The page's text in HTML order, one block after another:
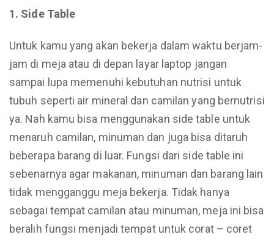
1. Side Table
Untuk kamu yang akan bekerja dalam waktu berjam-
jam di meja atau di depan layar laptop jangan
sampai lupa memenuhi kebutuhan nutrisi untuk
tubuh seperti air mineral dan camilan yang bernutrisi
ya. Nah kamu bisa menggunakan side table untuk
menaruh camilan, minuman dan juga bisa ditaruh
beberapa barang di luar. Fungsi dari side table ini
sebenarnya agar makanan, minuman dan barang lain
tidak mengganggu meja bekerja. Tidak hanya
sebagai tempat camilan atau minuman, meja ini bisa
beralih fungsi menjadi tempat untuk corat – coret